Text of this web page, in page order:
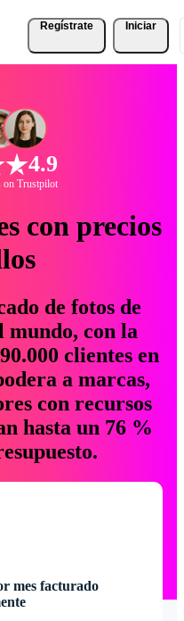
Regístrate Iniciar
4.9
on Trustpilot
con precios
de fotos de
mundo, con la
clientes en
a marcas,
con recursos
hasta un 76 %
mes facturado